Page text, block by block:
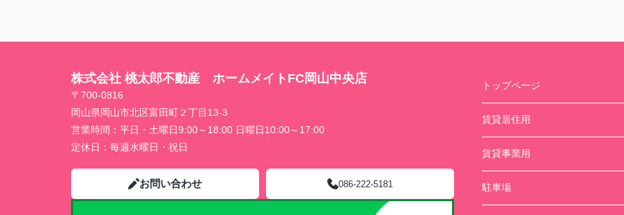
株式会社 桃太郎不動産 ホームメイトFC岡山中央店
〒700-0816
岡山県岡山市北区富田町２丁目13-3
営業時間： 平日・土曜日9:00～18:00 日曜日10:00～17:00
定休日： 毎週水曜日・祝日
お問い合わせ 086-222-5181
トップページ
賃貸居住用
賃貸事業用
駐車場